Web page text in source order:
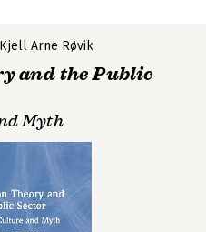
Kjell Arne Røvik
and the Public
Myth